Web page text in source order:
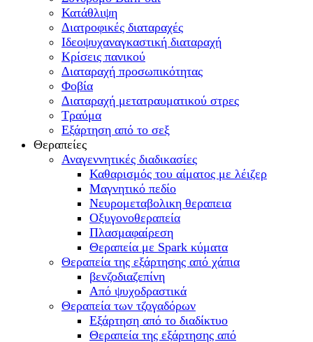
Κατάθλιψη
Διατροφικές διαταραχές
Ιδεοψυχαναγκαστική διαταραχή
Κρίσεις πανικού
Διαταραχή προσωπικότητας
Φοβία
Διαταραχή μετατραυματικού στρες
Τραύμα
Εξάρτηση από το σεξ
Θεραπείες
Αναγεννητικές διαδικασίες
Καθαρισμός του αίματος με λέιζερ
Μαγνητικό πεδίο
Νευρομεταβολικη θεραπεια
Οξυγονοθεραπεία
Πλασμαφαίρεση
Θεραπεία με Spark κύματα
Θεραπεία της εξάρτησης από χάπια
βενζοδιαζεπίνη
Από ψυχοδραστικά
Θεραπεία των τζογαδόρων
Εξάρτηση από το διαδίκτυο
Θεραπεία της εξάρτησης από